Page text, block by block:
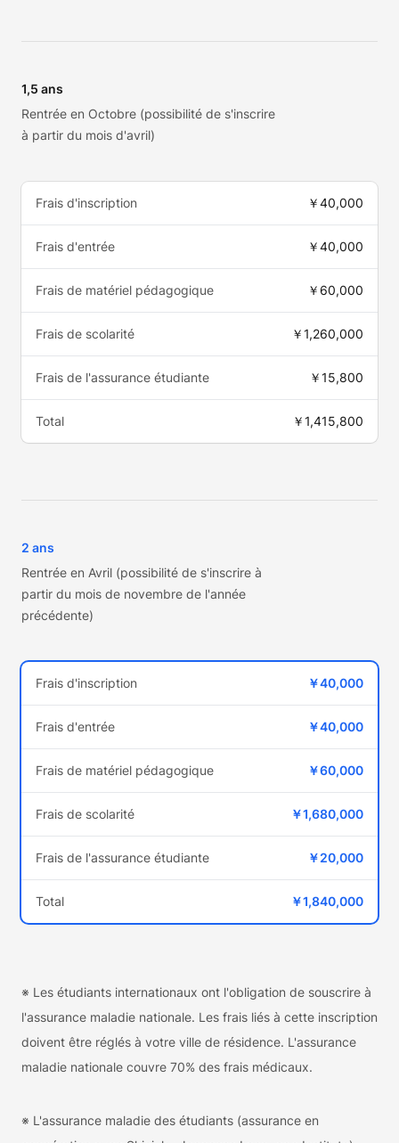
1,5 ans
Rentrée en Octobre (possibilité de s'inscrire
à partir du mois d'avril)
Frais d'inscription ￥40,000
Frais d'entrée ￥40,000
Frais de matériel pédagogique ￥60,000
Frais de scolarité ￥1,260,000
Frais de l'assurance étudiante ￥15,800
Total ￥1,415,800
2 ans
Rentrée en Avril (possibilité de s'inscrire à
partir du mois de novembre de l'année
précédente)
Frais d'inscription ￥40,000
Frais d'entrée ￥40,000
Frais de matériel pédagogique ￥60,000
Frais de scolarité ￥1,680,000
Frais de l'assurance étudiante ￥20,000
Total ￥1,840,000
※ Les étudiants internationaux ont l'obligation de souscrire à
l'assurance maladie nationale. Les frais liés à cette inscription
doivent être réglés à votre ville de résidence. L'assurance
maladie nationale couvre 70% des frais médicaux.
※ L'assurance maladie des étudiants (assurance en